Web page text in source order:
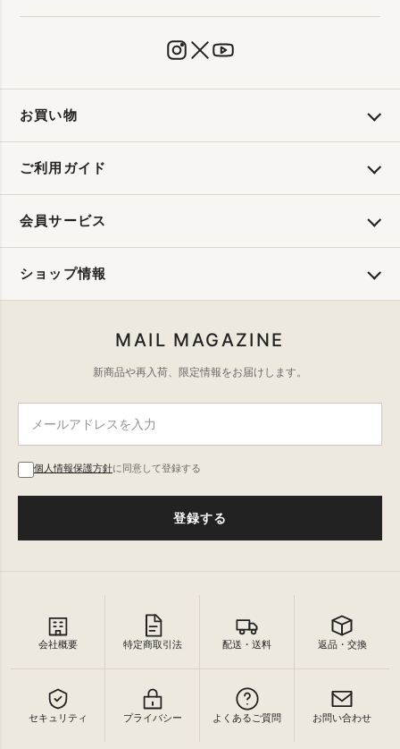
お買い物
ご利用ガイド
会員サービス
ショップ情報
MAIL MAGAZINE
新商品や再入荷、限定情報をお届けします。
個人情報保護方針に同意して登録する
登録する
会社概要 特定商取引法 配送・送料 返品・交換
セキュリティ プライバシー よくあるご質問 お問い合わせ